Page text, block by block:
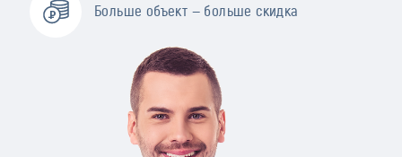
Больше объект — больше скидка